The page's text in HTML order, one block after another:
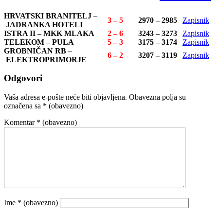
HRVATSKI BRANITELJ –
JADRANKA HOTELI
3 – 5 2970 – 2985
Zapisnik
ISTRA II – MKK MLAKA
2 – 6 3243 – 3273
Zapisnik
TELEKOM – PULA
5 – 3 3175 – 3174
Zapisnik
GROBNIČAN RB –
ELEKTROPRIMORJE
6 – 2 3207 – 3119 Zapisnik
Odgovori
Vaša adresa e-pošte neće biti objavljena. Obavezna polja su
označena sa * (obavezno)
Komentar * (obavezno)
Ime * (obavezno)